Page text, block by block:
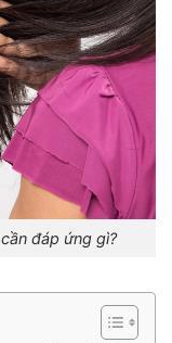
đáp ứng gì?